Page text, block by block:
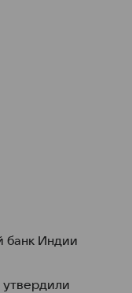
банк Индии
утвердили